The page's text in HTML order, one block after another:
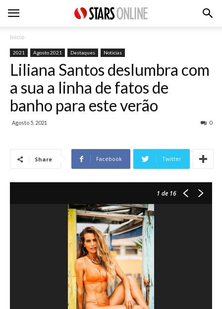
Inicio
2021 Agosto 2021 Destaques Noticias
Liliana Santos deslumbra com
a sua a linha de fatos de
banho para este verão
Agosto 5, 2021 0
Share Facebook Twitter
1 de 16